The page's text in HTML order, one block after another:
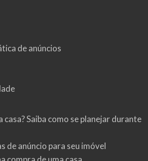
de anúncios
casa? Saiba como se planejar durante
de anúncio para seu imóvel